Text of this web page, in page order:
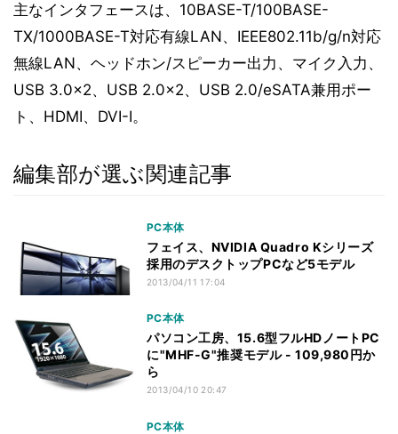
主なインタフェースは、10BASE-T/100BASE-
TX/1000BASE-T対応有線LAN、IEEE802.11b/g/n対応
無線LAN、ヘッドホン/スピーカー出力、マイク入力、
USB 3.0×2、USB 2.0×2、USB 2.0/eSATA兼用ポー
ト、HDMI、DVI-I。
編集部が選ぶ関連記事
PC本体
フェイス、NVIDIA Quadro Kシリーズ
採用のデスクトップPCなど5モデル
2013/04/11 17:04
PC本体
パソコン工房、15.6型フルHDノートPC
に"MHF-G"推奨モデル - 109,980円か
ら
2013/04/10 20:47
PC本体